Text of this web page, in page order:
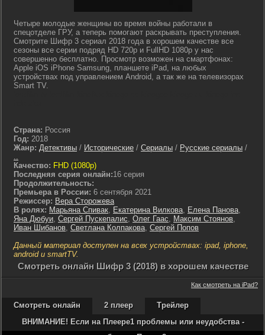
Четыре молодые женщины во время войны работали в
спецотделе ГРУ, а теперь помогают раскрывать преступления.
Смотрите Шифр 3 сериал 2018 года в хорошем качестве все
сезоны все серии подряд HD 720p и FullHD 1080p у нас
совершенно бесплатно. Просмотр возможен на смартфонах:
Apple iOS iPhone Samsung, планшете iPad, на любых
устройствах под управлением Android, а так же на телевизорах
Smart TV.
Страна: Россия
Год: 2018
Жанр: Детективы / Исторические / Сериалы / Русские сериалы /
..
Качество: FHD (1080p)
Последняя серия онлайн:16 серия
Продолжительность:
Премьера в России: 6 сентября 2021
Режиссер: Вера Сторожева
В ролях: Марьяна Спивак, Екатерина Вилкова, Елена Панова,
Яна Дюбуи, Сергей Пускепалис, Олег Гаас, Максим Стоянов,
Иван Шибанов, Светлана Колпакова, Сергей Попов
Данный материал доступен на всех устройствах: ipad, iphone,
android и smartTV.
Cмотреть онлайн Шифр 3 (2018) в хорошем качестве
Как смотреть на iPad?
Смотреть онлайн 2 плеер
Трейлер
ВНИМАНИЕ! Если на Плеере1 проблемы или неудобства -